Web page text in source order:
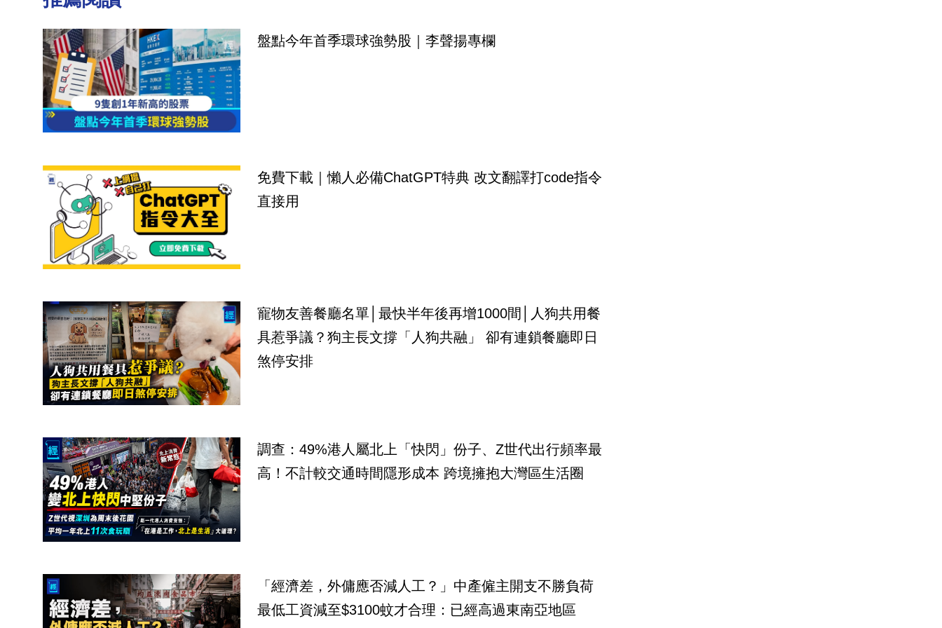
盤點今年首季環球強勢股｜李聲揚專欄
免費下載｜懶人必備ChatGPT特典 改文翻譯打code指令
直接用
寵物友善餐廳名單│最快半年後再增1000間│人狗共用餐
具惹爭議？狗主長文撐「人狗共融」 卻有連鎖餐廳即日
煞停安排
調查：49%港人屬北上「快閃」份子、Z世代出行頻率最
高！不計較交通時間隱形成本 跨境擁抱大灣區生活圈
「經濟差，外傭應否減人工？」中產僱主開支不勝負荷
最低工資減至$3100蚊才合理：已經高過東南亞地區